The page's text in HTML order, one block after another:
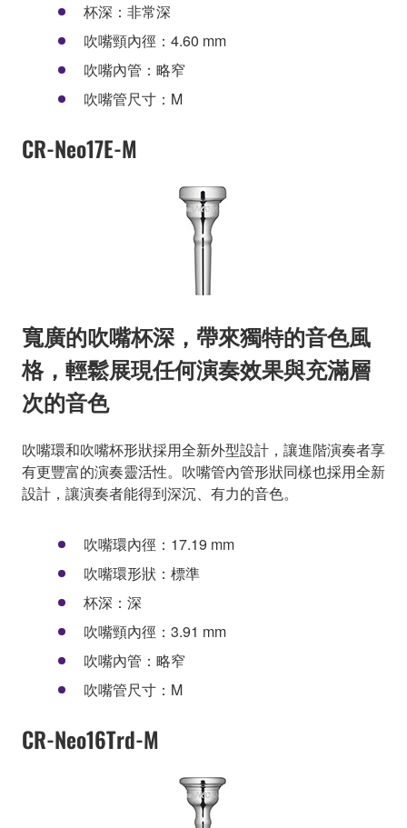
杯深：非常深
吹嘴頸內徑：4.60 mm
吹嘴內管：略窄
吹嘴管尺寸：M
CR-Neo17E-M
寬廣的吹嘴杯深，帶來獨特的音色風
格，輕鬆展現任何演奏效果與充滿層
次的音色
吹嘴環和吹嘴杯形狀採用全新外型設計，讓進階演奏者享
有更豐富的演奏靈活性。吹嘴管內管形狀同樣也採用全新
設計，讓演奏者能得到深沉、有力的音色。
吹嘴環內徑：17.19 mm
吹嘴環形狀：標準
杯深：深
吹嘴頸內徑：3.91 mm
吹嘴內管：略窄
吹嘴管尺寸：M
CR-Neo16Trd-M